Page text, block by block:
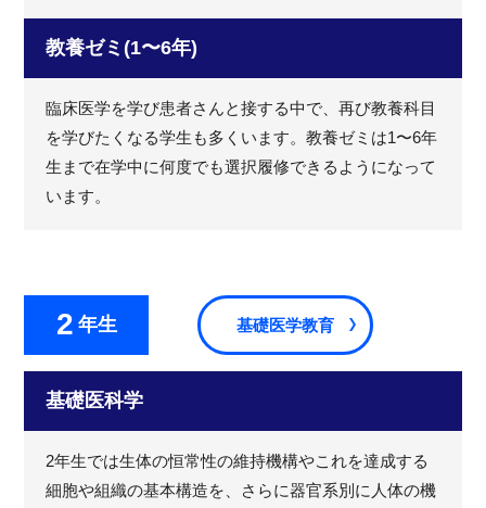
教養ゼミ(1〜6年)
臨床医学を学び患者さんと接する中で、再び教養科目
を学びたくなる学生も多くいます。教養ゼミは1〜6年
生まで在学中に何度でも選択履修できるようになって
います。
2 年生 基礎医学教育
基礎医科学
2年生では生体の恒常性の維持機構やこれを達成する
細胞や組織の基本構造を、さらに器官系別に人体の機